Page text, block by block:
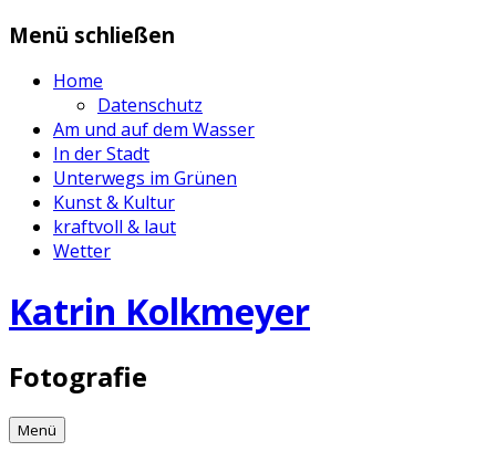
Zum
springen
Menü schließen
Home
Datenschutz
Am und auf dem Wasser
In der Stadt
Unterwegs im Grünen
Kunst & Kultur
kraftvoll & laut
Wetter
Katrin Kolkmeyer
Fotografie
Menü